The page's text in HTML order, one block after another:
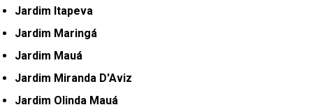
Jardim Itapeva
Jardim Maringá
Jardim Mauá
Jardim Miranda D'Aviz
Jardim Olinda Mauá